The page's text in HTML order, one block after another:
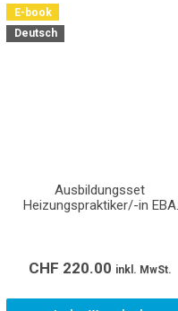
E-book
Deutsch
Ausbildungsset
Heizungspraktiker/-in EBA
CHF 220.00 inkl. MwSt.